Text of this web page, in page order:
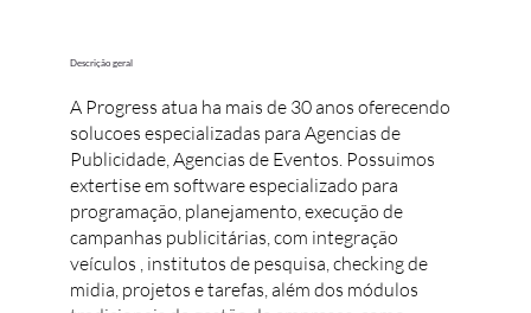
Descrição geral
A Progress atua ha mais de 30 anos oferecendo
solucoes especializadas para Agencias de
Publicidade, Agencias de Eventos. Possuimos
extertise em software especializado para
programação, planejamento, execução de
campanhas publicitárias, com integração
veículos , institutos de pesquisa, checking de
midia, projetos e tarefas, além dos módulos